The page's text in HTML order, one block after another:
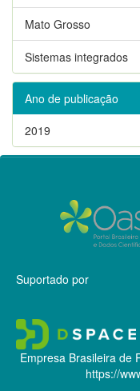
Mato Grosso
Sistemas integrados
Ano de publicação
2019
Suportado por
Empresa Brasileira de
https://